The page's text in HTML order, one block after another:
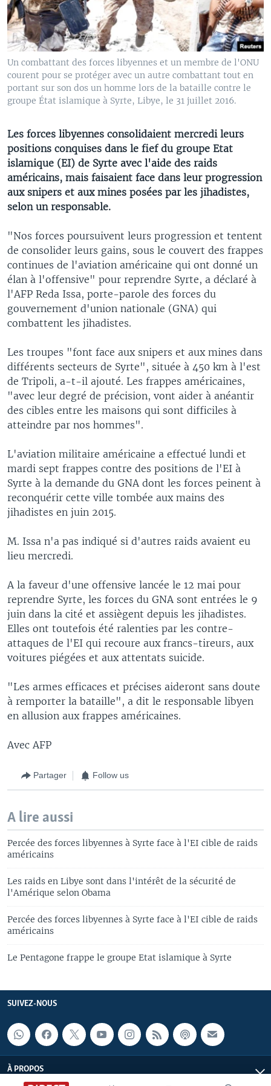
Un combattant des forces libyennes et un membre de l'ONU
courent pour se protéger avec un autre combattant tout en
portant sur son dos un homme lors de la bataille contre le
groupe État islamique à Syrte, Libye, le 31 juillet 2016.
Les forces libyennes consolidaient mercredi leurs
positions conquises dans le fief du groupe Etat
islamique (EI) de Syrte avec l'aide des raids
américains, mais faisaient face dans leur progression
aux snipers et aux mines posées par les jihadistes,
selon un responsable.
"Nos forces poursuivent leurs progression et tentent
de consolider leurs gains, sous le couvert des frappes
continues de l'aviation américaine qui ont donné un
élan à l'offensive" pour reprendre Syrte, a déclaré à
l'AFP Reda Issa, porte-parole des forces du
gouvernement d'union nationale (GNA) qui
combattent les jihadistes.
Les troupes "font face aux snipers et aux mines dans
différents secteurs de Syrte", située à 450 km à l'est
de Tripoli, a-t-il ajouté. Les frappes américaines,
"avec leur degré de précision, vont aider à anéantir
des cibles entre les maisons qui sont difficiles à
atteindre par nos hommes".
L'aviation militaire américaine a effectué lundi et
mardi sept frappes contre des positions de l'EI à
Syrte à la demande du GNA dont les forces peinent à
reconquérir cette ville tombée aux mains des
jihadistes en juin 2015.
M. Issa n'a pas indiqué si d'autres raids avaient eu
lieu mercredi.
A la faveur d'une offensive lancée le 12 mai pour
reprendre Syrte, les forces du GNA sont entrées le 9
juin dans la cité et assiègent depuis les jihadistes.
Elles ont toutefois été ralenties par les contre-
attaques de l'EI qui recoure aux francs-tireurs, aux
voitures piégées et aux attentats suicide.
"Les armes efficaces et précises aideront sans doute
à remporter la bataille", a dit le responsable libyen
en allusion aux frappes américaines.
Avec AFP
Partager Follow us
A lire aussi
Percée des forces libyennes à Syrte face à l'EI cible de raids
américains
Les raids en Libye sont dans l'intérêt de la sécurité de
l'Amérique selon Obama
Percée des forces libyennes à Syrte face à l'EI cible de raids
américains
Le Pentagone frappe le groupe Etat islamique à Syrte
SUIVEZ-NOUS
À PROPOS